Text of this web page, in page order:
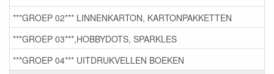
***GROEP 02*** LINNENKARTON, KARTONPAKKETTEN
***GROEP 03***,HOBBYDOTS, SPARKLES
***GROEP 04*** UITDRUKVELLEN BOEKEN